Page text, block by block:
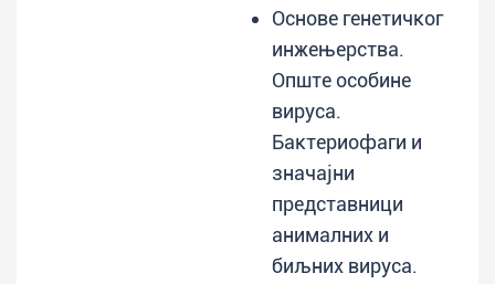
Основе генетичког
инжењерства.
Опште особине
вируса.
Бактериофаги и
значајни
представници
анималних и
биљних вируса.